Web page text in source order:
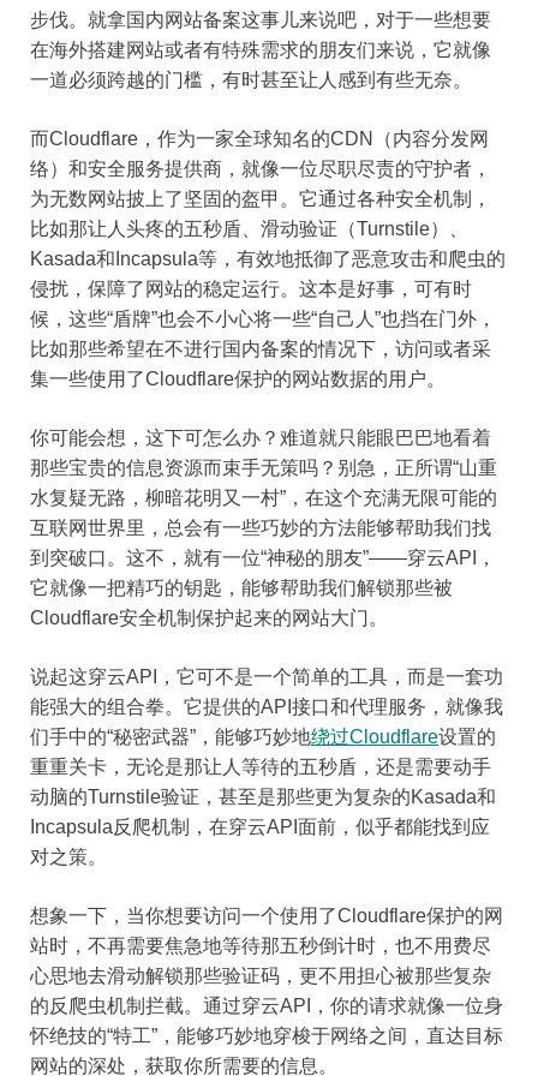
步伐。就拿国内网站备案这事儿来说吧，对于一些想要
在海外搭建网站或者有特殊需求的朋友们来说，它就像
一道必须跨越的门槛，有时甚至让人感到有些无奈。
而Cloudflare，作为一家全球知名的CDN（内容分发网
络）和安全服务提供商，就像一位尽职尽责的守护者，
为无数网站披上了坚固的盔甲。它通过各种安全机制，
比如那让人头疼的五秒盾、滑动验证（Turnstile）、
Kasada和Incapsula等，有效地抵御了恶意攻击和爬虫的
侵扰，保障了网站的稳定运行。这本是好事，可有时
候，这些“盾牌”也会不小心将一些“自己人”也挡在门外，
比如那些希望在不进行国内备案的情况下，访问或者采
集一些使用了Cloudflare保护的网站数据的用户。
你可能会想，这下可怎么办？难道就只能眼巴巴地看着
那些宝贵的信息资源而束手无策吗？别急，正所谓“山重
水复疑无路，柳暗花明又一村”，在这个充满无限可能的
互联网世界里，总会有一些巧妙的方法能够帮助我们找
到突破口。这不，就有一位“神秘的朋友”——穿云API，
它就像一把精巧的钥匙，能够帮助我们解锁那些被
Cloudflare安全机制保护起来的网站大门。
说起这穿云API，它可不是一个简单的工具，而是一套功
能强大的组合拳。它提供的API接口和代理服务，就像我
们手中的“秘密武器”，能够巧妙地绕过Cloudflare设置的
重重关卡，无论是那让人等待的五秒盾，还是需要动手
动脑的Turnstile验证，甚至是那些更为复杂的Kasada和
Incapsula反爬机制，在穿云API面前，似乎都能找到应
对之策。
想象一下，当你想要访问一个使用了Cloudflare保护的网
站时，不再需要焦急地等待那五秒倒计时，也不用费尽
心思地去滑动解锁那些验证码，更不用担心被那些复杂
的反爬虫机制拦截。通过穿云API，你的请求就像一位身
怀绝技的“特工”，能够巧妙地穿梭于网络之间，直达目标
网站的深处，获取你所需要的信息。